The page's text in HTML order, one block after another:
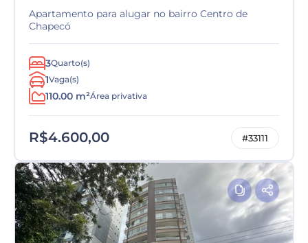
Apartamento para alugar no bairro Centro de
Chapecó
3Quarto(s)
1Vaga(s)
110.00 m²Área privativa
R$4.600,00 #33111